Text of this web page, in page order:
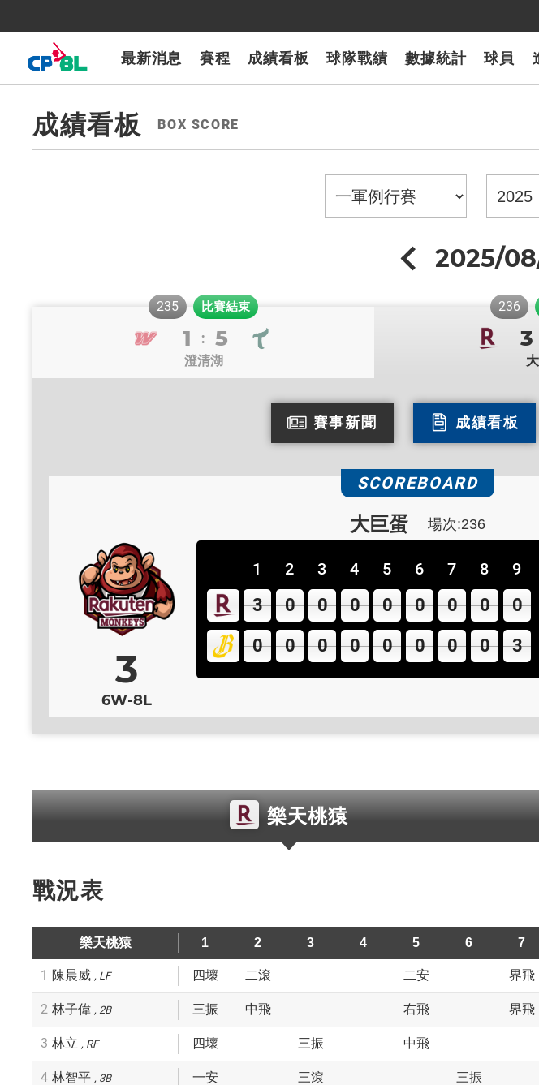
最新消息 賽程 成績看板 球隊戰績 數據統計 球員
7-ELEVEn獅
樂天桃猿富邦悍將 味全龍 台鋼雄鷹CPBLTV
成績看板 BOX SCORE
2025/
235 比賽結束
1 : 5
澄清湖
236
3
富邦悍將
賽事新聞 成績看板
SCOREBOARD
大巨蛋 場次:236
3
6W-8L
1 2 3 4 5 6 7 8 9
3 0 0 0 0 0 0 0 0
0
0 0 0 0 0 0 0 3
樂天桃猿
戰況表
樂天桃猿 1 2 3 4 5 6 7
1 陳晨威 LF 四壞 二滾 二安 界飛
2 林子偉 2B 三振 中飛 右飛 界飛
3 林立 RF 四壞 三振 中飛
4 林智平 3B 一安 三滾 三振